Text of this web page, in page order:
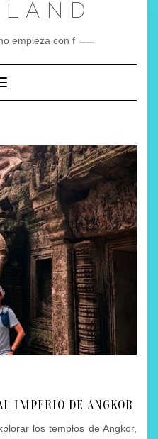
empieza con f
modo de navegación
IMPERIO DE ANGKOR
los templos de Angkor,